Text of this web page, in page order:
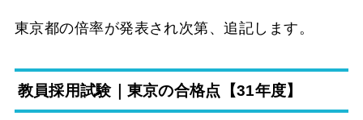
東京都の倍率が発表され次第、追記します。
教員採用試験｜東京の合格点【31年度】